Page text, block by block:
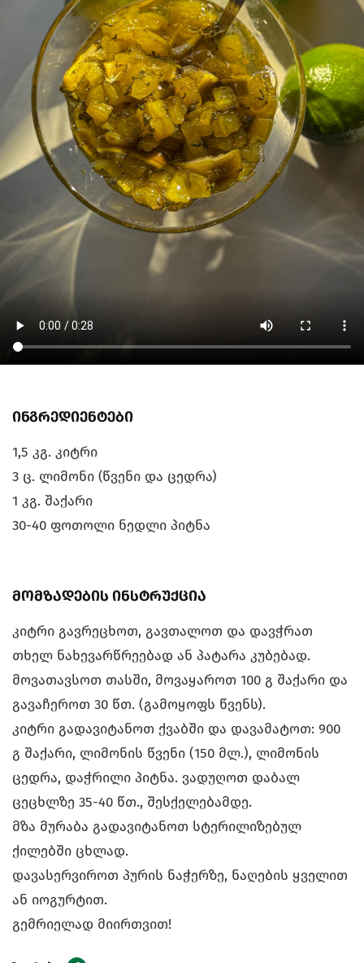
ინგრედიენტები
1,5 კგ. კიტრი
3 ც. ლიმონი (წვენი და ცედრა)
1 კგ. შაქარი
30-40 ფოთოლი ნედლი პიტნა
მომზადების ინსტრუქცია
კიტრი გავრეცხოთ, გავთალოთ და დავჭრათ
თხელ ნახევარწრეებად ან პატარა კუბებად.
მოვათავსოთ თასში, მოვაყაროთ 100 გ შაქარი და
გავაჩეროთ 30 წთ. (გამოყოფს წვენს).
კიტრი გადავიტანოთ ქვაბში და დავამატოთ: 900
გ შაქარი, ლიმონის წვენი (150 მლ.), ლიმონის
ცედრა, დაჭრილი პიტნა. ვადუღოთ დაბალ
ცეცხლზე 35-40 წთ., შესქელებამდე.
მზა მურაბა გადავიტანოთ სტერილიზებულ
ქილებში ცხლად.
დავასერვიროთ პურის ნაჭერზე, ნაღების ყველით
ან იოგურტით.
გემრიელად მიირთვით!